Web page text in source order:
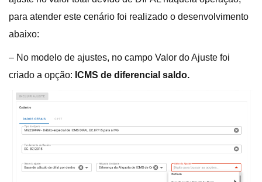
para atender este cenário foi realizado o desenvolvimento
abaixo:
– No modelo de ajustes, no campo Valor do Ajuste foi
criado a opção: ICMS de diferencial saldo.